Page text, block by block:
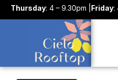
Thursday: 4 – 9.30pm|Friday: 4-